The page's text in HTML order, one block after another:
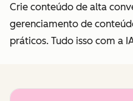
Crie conteúdo de alta
gerenciamento de
práticos. Tudo isso com a